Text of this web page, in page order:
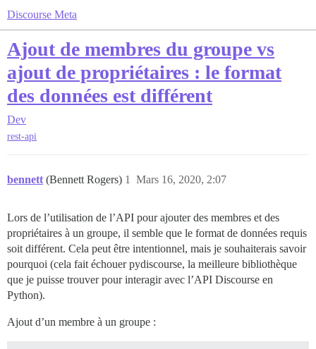
Discourse Meta
Ajout de membres du groupe vs
ajout de propriétaires : le format
des données est différent
Dev
rest-api
bennett (Bennett Rogers) Mars 16, 2020, 2:07
1
Lors de l’utilisation de l’API pour ajouter des membres et des
propriétaires à un groupe, il semble que le format de données requis
soit différent. Cela peut être intentionnel, mais je souhaiterais savoir
pourquoi (cela fait échouer pydiscourse, la meilleure bibliothèque
que je puisse trouver pour interagir avec l’API Discourse en
Python).
Ajout d’un membre à un groupe :